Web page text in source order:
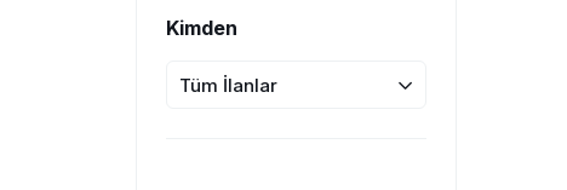
Kimden
Tüm İlanlar